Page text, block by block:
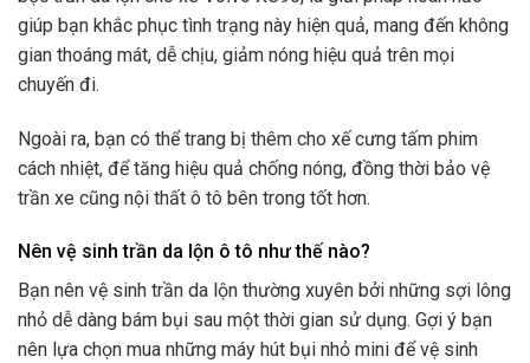
giúp bạn khắc phục tình trạng này hiện quả, mang đến không
gian thoáng mát, dễ chịu, giảm nóng hiệu quả trên mọi
chuyến đi.
Ngoài ra, bạn có thể trang bị thêm cho xế cưng tấm phim
cách nhiệt, để tăng hiệu quả chống nóng, đồng thời bảo vệ
trần xe cũng nội thất ô tô bên trong tốt hơn.
Nên vệ sinh trần da lộn ô tô như thế nào?
Bạn nên vệ sinh trần da lộn thường xuyên bởi những sợi lông
nhỏ dễ dàng bám bụi sau một thời gian sử dụng. Gợi ý bạn
nên lựa chọn mua những máy hút bụi nhỏ mini để vệ sinh